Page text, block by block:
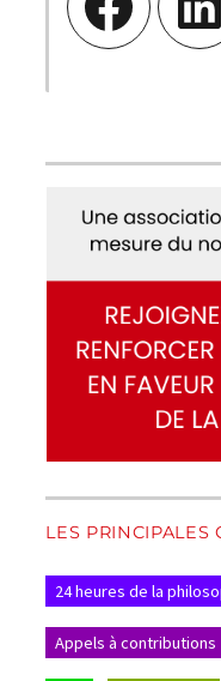
LES PRINCIPALES
24 heures de la
Appels à contributions